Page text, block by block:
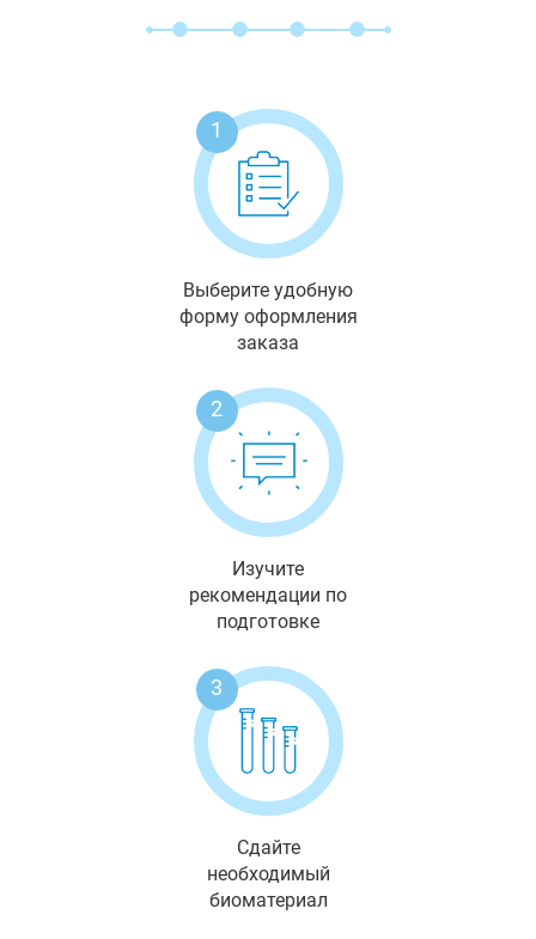
1
Выберите удобную
форму оформления
заказа
2
Изучите
рекомендации по
подготовке
3
Сдайте
необходимый
биоматериал